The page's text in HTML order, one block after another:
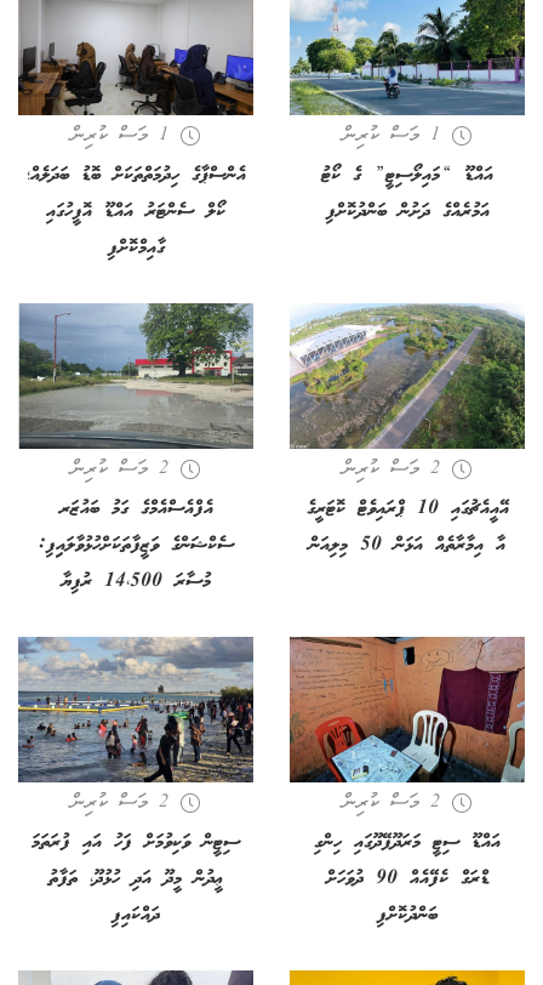
1 މަސް ކުރިން
އައްޑޫ “މައިލޯސިޓީ” ގެ ކޯޓު
އަމުރެއްގެ ދަށުން ބަންދުކޮށްފި
1 މަސް ކުރިން
އެންސްޕާގެ ހިދުމަތްތަކަށް ބޮޑު ބަދަލެއް؛
ކޯލް ސެންޓަރު އައްޑޫ އޮފީހުގައި
ގާއިމްކޮށްފި
2 މަސް ކުރިން
އޭއީއެޗުގައި 10 ޕްރައިވެޓް ކޮޓަރީގެ
އާ އިމާރާތެއް އަޅަން 50 މިލިއަން
2 މަސް ކުރިން
އެފްއެސްއެމްގެ ގަމު ބައުޒަރ
ސެކްޝަންގެ ވަޒީފާތަކަށްހުޅުވާލައިިފި:
މުސާރަ 14،500 ރުފިޔާ
2 މަސް ކުރިން
އައްޑޫ ސިޓީ މަރަދޫފޭދޫގައި ހިންގި
ޑްރަގް ކެފޭއެއް 90 ދުވަހަށް
ބަންދުކޮށްފި
2 މަސް ކުރިން
ސިޓީން ވަކިވުމަށް ފަހު އައި ފުރަތަމަ
ޢީދުން މީދޫ އަދި ހުޅުދޫ، ތަފާތު
ދައްކައިފި